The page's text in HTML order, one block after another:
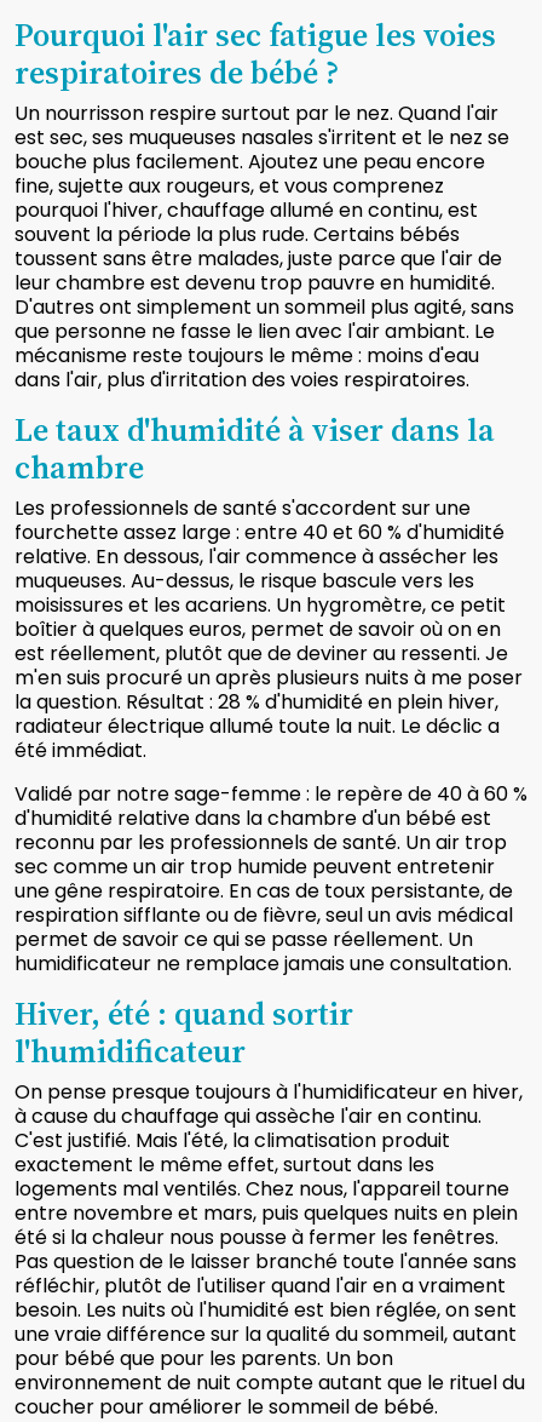
Pourquoi l'air sec fatigue les voies
respiratoires de bébé ?
Un nourrisson respire surtout par le nez. Quand l'air
est sec, ses muqueuses nasales s'irritent et le nez se
bouche plus facilement. Ajoutez une peau encore
fine, sujette aux rougeurs, et vous comprenez
pourquoi l'hiver, chauffage allumé en continu, est
souvent la période la plus rude. Certains bébés
toussent sans être malades, juste parce que l'air de
leur chambre est devenu trop pauvre en humidité.
D'autres ont simplement un sommeil plus agité, sans
que personne ne fasse le lien avec l'air ambiant. Le
mécanisme reste toujours le même : moins d'eau
dans l'air, plus d'irritation des voies respiratoires.
Le taux d'humidité à viser dans la
chambre
Les professionnels de santé s'accordent sur une
fourchette assez large : entre 40 et 60 % d'humidité
relative. En dessous, l'air commence à assécher les
muqueuses. Au-dessus, le risque bascule vers les
moisissures et les acariens. Un hygromètre, ce petit
boîtier à quelques euros, permet de savoir où on en
est réellement, plutôt que de deviner au ressenti. Je
m'en suis procuré un après plusieurs nuits à me poser
la question. Résultat : 28 % d'humidité en plein hiver,
radiateur électrique allumé toute la nuit. Le déclic a
été immédiat.
Validé par notre sage-femme : le repère de 40 à 60 %
d'humidité relative dans la chambre d'un bébé est
reconnu par les professionnels de santé. Un air trop
sec comme un air trop humide peuvent entretenir
une gêne respiratoire. En cas de toux persistante, de
respiration sifflante ou de fièvre, seul un avis médical
permet de savoir ce qui se passe réellement. Un
humidificateur ne remplace jamais une consultation.
Hiver, été : quand sortir
l'humidificateur
On pense presque toujours à l'humidificateur en hiver,
à cause du chauffage qui assèche l'air en continu.
C'est justifié. Mais l'été, la climatisation produit
exactement le même effet, surtout dans les
logements mal ventilés. Chez nous, l'appareil tourne
entre novembre et mars, puis quelques nuits en plein
été si la chaleur nous pousse à fermer les fenêtres.
Pas question de le laisser branché toute l'année sans
réfléchir, plutôt de l'utiliser quand l'air en a vraiment
besoin. Les nuits où l'humidité est bien réglée, on sent
une vraie différence sur la qualité du sommeil, autant
pour bébé que pour les parents. Un bon
environnement de nuit compte autant que le rituel du
coucher pour améliorer le sommeil de bébé.